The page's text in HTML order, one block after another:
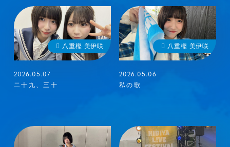
八重樫 美伊咲
2026.05.07
二十九、三十
八重樫 美伊咲
2026.05.06
私の歌